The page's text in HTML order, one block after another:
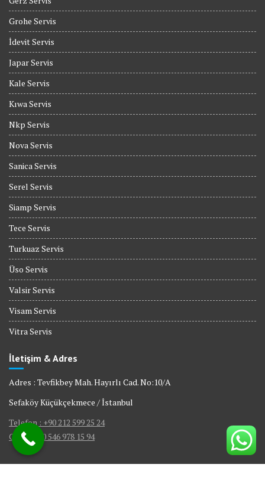
Grohe Servis
İdevit Servis
Japar Servis
Kale Servis
Kıwa Servis
Nkp Servis
Nova Servis
Sanica Servis
Serel Servis
Siamp Servis
Tece Servis
Turkuaz Servis
Üso Servis
Valsir Servis
Visam Servis
Vitra Servis
İletişim & Adres
Adres : Tevfikbey Mah. Hayırlı Cad. No:10/A
Sefaköy Küçükçekmece / İstanbul
Telefon : +90 212 599 25 24
GSM : +90 546 978 15 94